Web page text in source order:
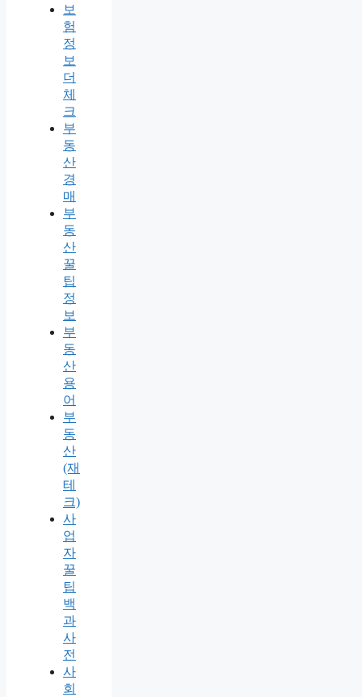
보
험
정
보
더
체
크
부
동
산
경
매
부
동
산
꿀
팁
정
보
부
동
산
용
어
부
동
산
(재
테
크)
사
업
자
꿀
팁
백
과
사
전
사
회